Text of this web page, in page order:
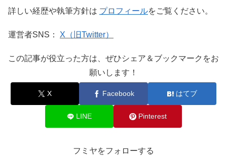
詳しい経歴や執筆方針は プロフィールをご覧ください。
運営者SNS： X（旧Twitter）
この記事が役立った方は、ぜひシェア＆ブックマークをお
願いします！
X Facebook はてブ
LINE Pinterest
フミヤをフォローする